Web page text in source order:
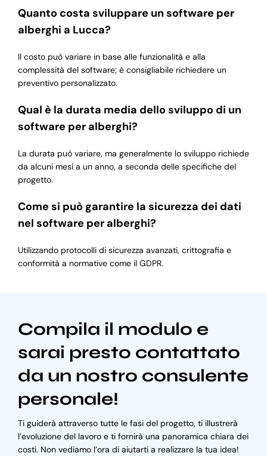
Quanto costa sviluppare un software per
alberghi a Lucca?
Il costo può variare in base alle funzionalità e alla
complessità del software; è consigliabile richiedere un
preventivo personalizzato.
Qual è la durata media dello sviluppo di un
software per alberghi?
La durata può variare, ma generalmente lo sviluppo richiede
da alcuni mesi a un anno, a seconda delle specifiche del
progetto.
Come si può garantire la sicurezza dei dati
nel software per alberghi?
Utilizzando protocolli di sicurezza avanzati, crittografia e
conformità a normative come il GDPR.
Compila il modulo e
sarai presto contattato
da un nostro consulente
personale!
Ti guiderà attraverso tutte le fasi del progetto, ti illustrerà
l’evoluzione del lavoro e ti fornirà una panoramica chiara dei
costi. Non vediamo l’ora di aiutarti a realizzare la tua idea!